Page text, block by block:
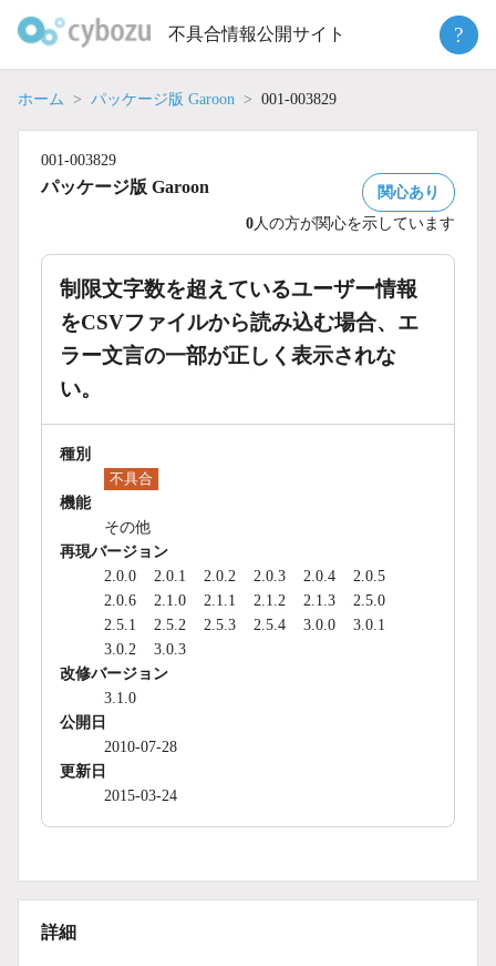
不具合情報公開サイト ?
ホーム パッケージ版 Garoon 001-003829
001-003829
パッケージ版 Garoon
関心あり
0 人の方が関心を示しています
制限文字数を超えているユーザー情報
をCSVファイルから読み込む場合、エ
ラー文言の一部が正しく表示されな
い。
種別
不具合
機能
その他
再現バージョン
2.0.0
2.0.1 2.0.2 2.0.3 2.0.4
2.0.5
2.0.6
2.1.0 2.1.1 2.1.2 2.1.3
2.5.0
2.5.1
2.5.2 2.5.3 2.5.4 3.0.0
3.0.1
3.0.2
3.0.3
改修バージョン
3.1.0
公開日
2010-07-28
更新日
2015-03-24
詳細